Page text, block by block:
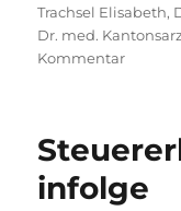
Trachsel Elisabeth,
Dr. med.
Kommentarzu
Abbühl,
Adjunkt
infolge